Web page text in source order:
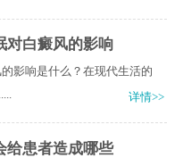
对白癜风的影响
影响是什么？在现代生活的
详情>>
给患者造成哪些